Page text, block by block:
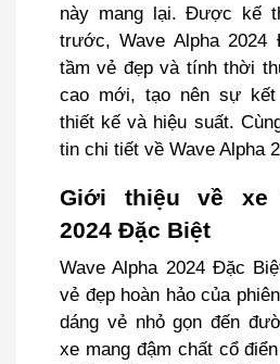
này mang lại. Được kế
trước, Wave Alpha 2024
tầm vẻ đẹp và tính thời
cao mới, tạo nên sự
thiết kế và hiệu suất.
tin chi tiết về Wave Alpha
Giới thiệu về xe
2024 Đặc Biệt
Wave Alpha 2024 Đặc
vẻ đẹp hoàn hảo của
dáng vẻ nhỏ gọn đến
xe mang đậm chất cổ